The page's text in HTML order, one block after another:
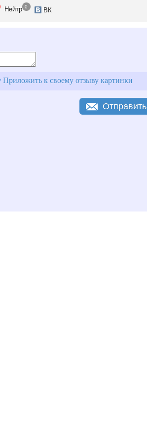
Нейтр 0 ВК
Приложить к своему отзыву картинки
Отправить